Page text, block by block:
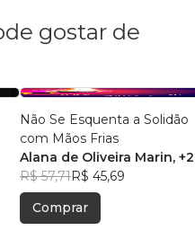
gostar de
Não Se Esquenta a Solidão
com Mãos Frias
Alana de Oliveira Marin, +2
R$ 57,71R$ 45,69
Comprar